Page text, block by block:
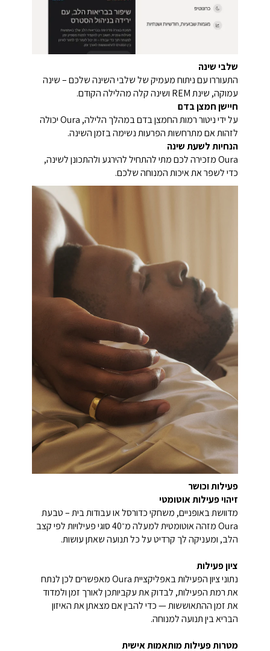
שלבי שינה
התעוררו עם ניתוח מעמיק של שלבי השינה שלכם – שינה
עמוקה, שינת REM ושינה קלה מהלילה הקודם.
חיישן חמצן בדם
על ידי ניטור רמות החמצן בדם במהלך הלילה, Oura יכולה
לזהות אם מתרחשות הפרעות נשימה בזמן השינה.
הנחיות לשעת שינה
Oura מזכירה לכם מתי להתחיל להירגע ולהתכונן לשינה,
כדי לשפר את איכות המנוחה שלכם.
פעילות וכושר
זיהוי פעילות אוטומטי
מדוושת באופניים, משחקי כדורסל או עבודות בית – טבעת
Oura מזהה אוטומטית למעלה מ־40 סוגי פעילויות לפי קצב
הלב, ומעניקה לך קרדיט על כל תנועה שאתן עושות.
ציון פעילות
נתוני ציון הפעילות באפליקציית Oura מאפשרים לכן לנתח
את רמת הפעילות, לבדוק את עקביותכן לאורך זמן ולמדוד
את זמן ההתאוששות — כדי להבין אם מצאתן את האיזון
הבריא בין תנועה למנוחה.
מטרות פעילות מותאמות אישית